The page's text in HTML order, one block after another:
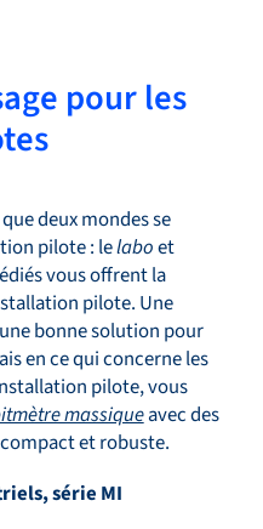
pour les
deux mondes se
pilote : lelaboet
vous offrent la
pilote. Une
bonne solution pour
en ce qui concerne les
pilote, vous
massiqueavec des
et robuste.
série MI